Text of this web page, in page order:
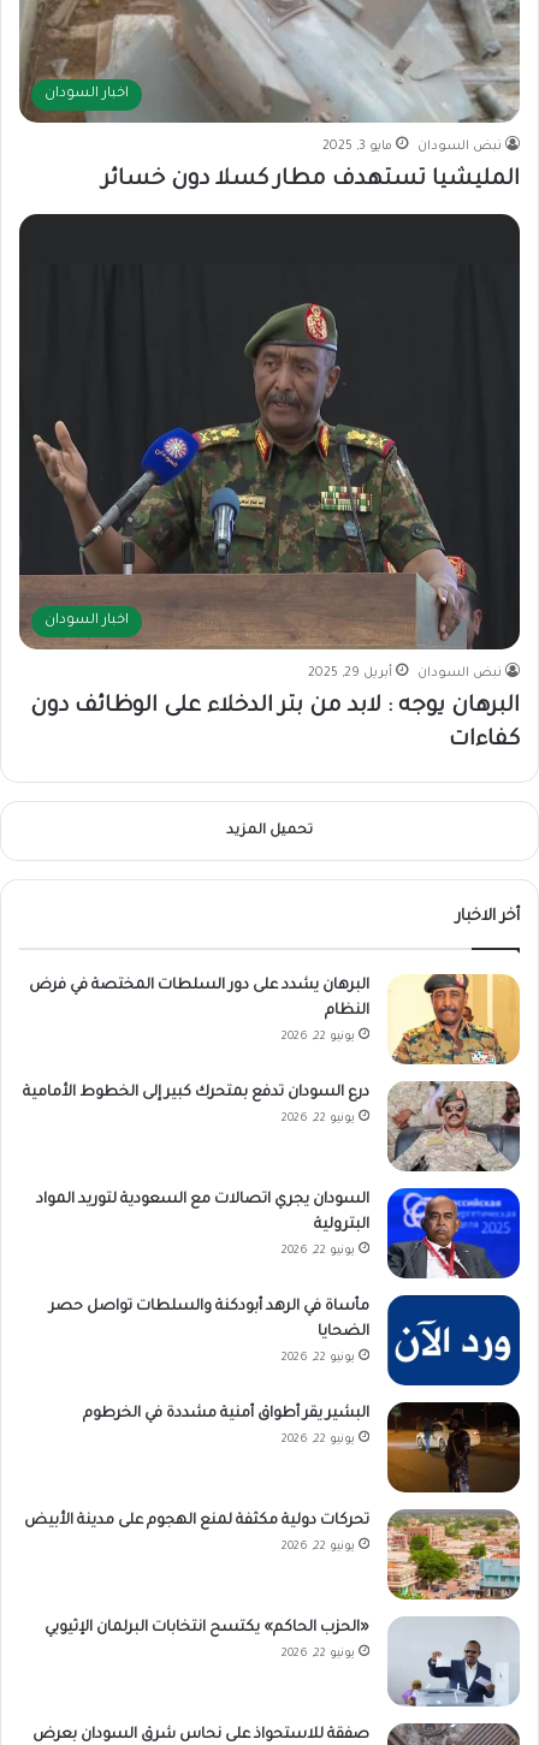
اخبار السودان
نبض السودان مايو 3, 2025
المليشيا تستهدف مطار كسلا دون خسائر
اخبار السودان
نبض السودان أبريل 29, 2025
البرهان يوجه : لابد من بتر الدخلاء على الوظائف دون
كفاءات
تحميل المزيد
أخر الاخبار
البرهان يشدد على دور السلطات المختصة في فرض
النظام
يونيو 22, 2026
درع السودان تدفع بمتحرك كبير إلى الخطوط الأمامية
يونيو 22, 2026
السودان يجري اتصالات مع السعودية لتوريد المواد
البترولية
يونيو 22, 2026
مأساة في الرهد أبودكنة والسلطات تواصل حصر
الضحايا
يونيو 22, 2026
البشير يقر أطواق أمنية مشددة في الخرطوم
يونيو 22, 2026
تحركات دولية مكثفة لمنع الهجوم على مدينة الأبيض
يونيو 22, 2026
«الحزب الحاكم» يكتسح انتخابات البرلمان الإثيوبي
يونيو 22, 2026
صفقة للاستحواذ على نحاس شرق السودان بعرض